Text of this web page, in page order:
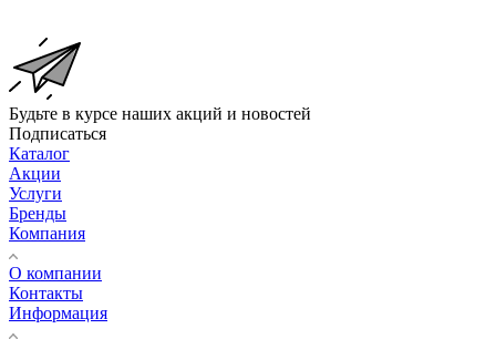
Будьте в курсе наших акций и новостей
Подписаться
Каталог
Акции
Услуги
Бренды
Компания
О компании
Контакты
Информация